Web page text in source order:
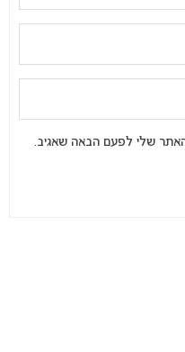
שלי לפעם הבאה שאגיב.